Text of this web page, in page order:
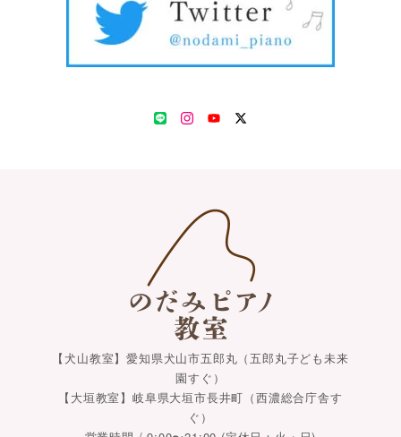
LINEInstagram
YouTube
【犬山教室】愛知県犬山市五郎丸（五郎丸子ども未来
園すぐ）
【大垣教室】岐阜県大垣市長井町（西濃総合庁舎す
ぐ）